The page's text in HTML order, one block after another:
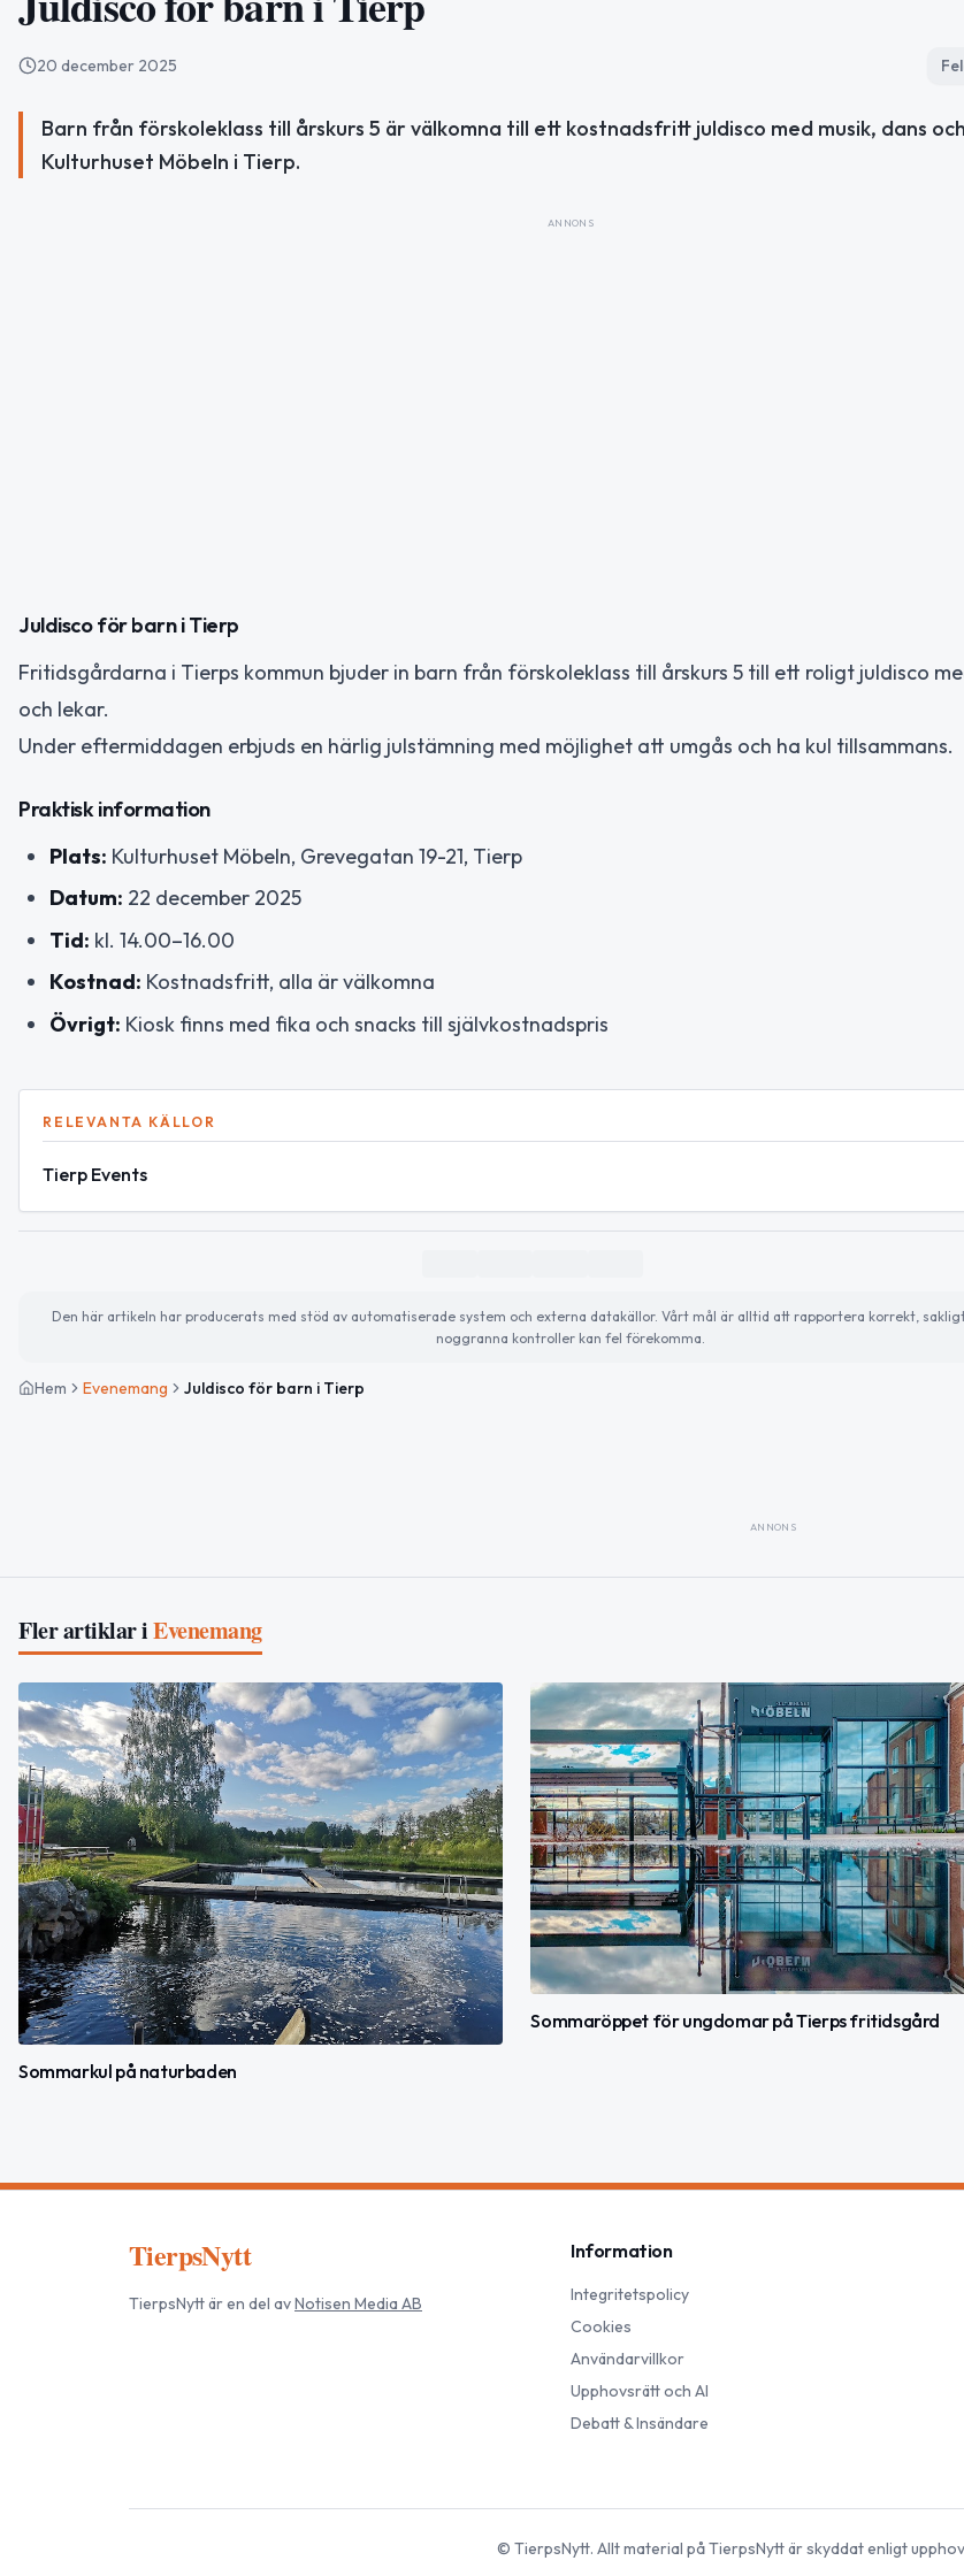
20 december 2025
Barn från förskoleklass till årskurs 5 är välkomna till ett kostnadsfritt juldisco med musik, dans
Kulturhuset Möbeln i Tierp.
ANNONS
Juldisco för barn i Tierp
Fritidsgårdarna i Tierps kommun bjuder in barn från förskoleklass till årskurs 5 till ett roligt juldisco
och lekar.
Under eftermiddagen erbjuds en härlig julstämning med möjlighet att umgås och ha kul tillsammans.
Praktisk information
Plats: Kulturhuset Möbeln, Grevegatan 19-21, Tierp
Datum: 22 december 2025
Tid: kl. 14.00–16.00
Kostnad: Kostnadsfritt, alla är välkomna
Övrigt: Kiosk finns med fika och snacks till självkostnadspris
RELEVANTA KÄLLOR
Tierp Events
Den här artikeln har producerats med stöd av automatiserade system och externa datakällor. Vårt mål är alltid att rapportera korrekt,
noggranna kontroller kan fel förekomma.
Hem Evenemang Juldisco för barn i Tierp
ANNONS
Fler artiklar iEvenemang
Sommarkul på naturbaden
Sommaröppet för ungdomar på Tierps fritidsgård
TierpsNytt
TierpsNyttär en del avNotisen Media AB
Information
Integritetspolicy
Cookies
Användarvillkor
Upphovsrätt och AI
Debatt & Insändare
© TierpsNytt. Allt material påTierpsNyttär skyddat enligt